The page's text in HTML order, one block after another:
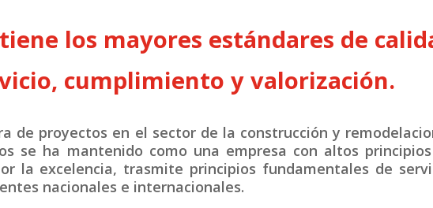
tiene los mayores estándares de
cumplimiento y valorización.
de proyectos en el sector de la construcción y
se ha mantenido como una empresa con altos
la excelencia, trasmite principios fundamentales de
nacionales e internacionales.